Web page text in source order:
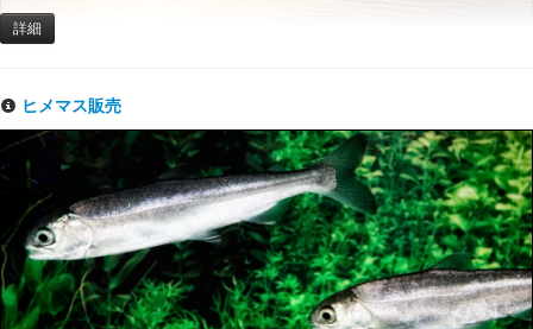
詳細
ヒメマス販売